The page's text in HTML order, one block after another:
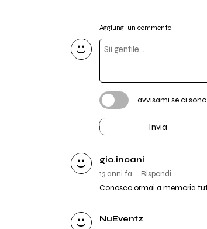
Aggiungi un commento
avvisami se ci
Invia
gio.incani
13 anni fa
Rispondi
Conosco ormai a memoria
NuEventz